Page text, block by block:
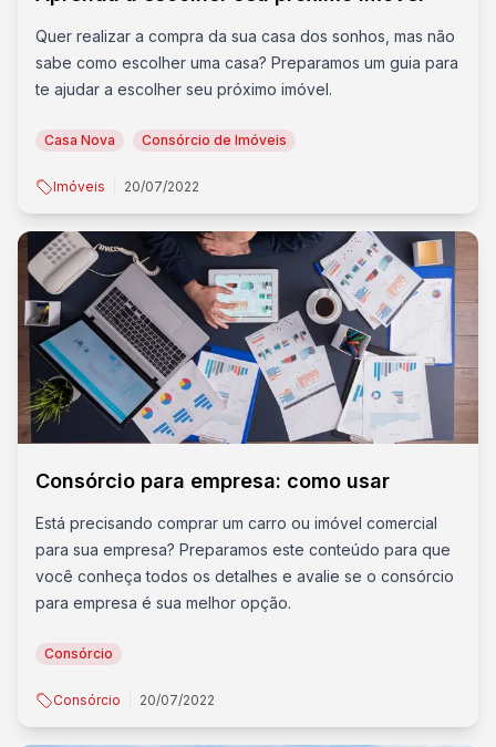
Quer realizar a compra da sua casa dos sonhos, mas não
sabe como escolher uma casa? Preparamos um guia para
te ajudar a escolher seu próximo imóvel.
Casa Nova Consórcio de Imóveis
Imóveis 20/07/2022
Consórcio para empresa: como usar
Está precisando comprar um carro ou imóvel comercial
para sua empresa? Preparamos este conteúdo para que
você conheça todos os detalhes e avalie se o consórcio
para empresa é sua melhor opção.
Consórcio
Consórcio 20/07/2022